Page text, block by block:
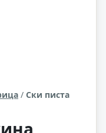
/ Ски писта